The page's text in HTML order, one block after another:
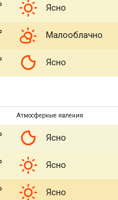
Ясно
Малооблачно
Ясно
Атмосферные явления
Ясно
Ясно
Ясно